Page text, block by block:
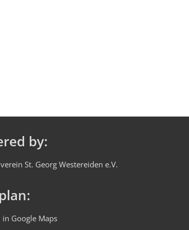
by:
St. Georg Westereiden e.V.
in Google Maps